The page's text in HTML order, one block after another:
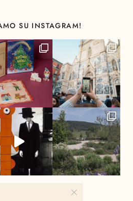
SU INSTAGRAM!